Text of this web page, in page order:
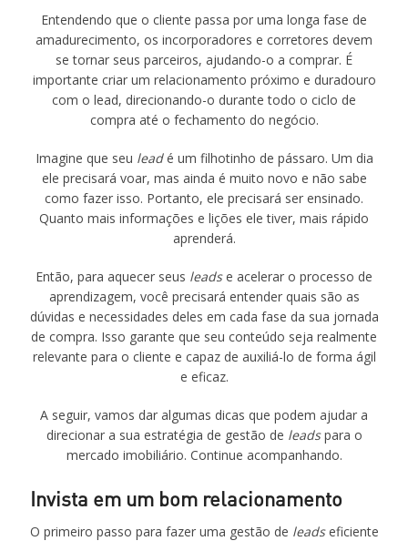
Entendendo que o cliente passa por uma longa fase de
amadurecimento, os incorporadores e corretores devem
se tornar seus parceiros, ajudando-o a comprar. É
importante criar um relacionamento próximo e duradouro
com o lead, direcionando-o durante todo o ciclo de
compra até o fechamento do negócio.
Imagine que seu leadé um filhotinho de pássaro. Um dia
ele precisará voar, mas ainda é muito novo e não sabe
como fazer isso. Portanto, ele precisará ser ensinado.
Quanto mais informações e lições ele tiver, mais rápido
aprenderá.
Então, para aquecer seus leadse acelerar o processo de
aprendizagem, você precisará entender quais são as
dúvidas e necessidades deles em cada fase da sua jornada
de compra. Isso garante que seu conteúdo seja realmente
relevante para o cliente e capaz de auxiliá-lo de forma ágil
e eficaz.
A seguir, vamos dar algumas dicas que podem ajudar a
direcionar a sua estratégia de gestão de leadspara o
mercado imobiliário. Continue acompanhando.
Invista em um bom relacionamento
O primeiro passo para fazer uma gestão de leadseficiente